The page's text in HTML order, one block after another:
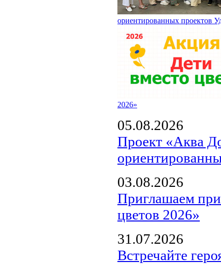
ориентированных проектов
2026»
05.08.2026
Проект «Аква
03.08.2026
Приглашаем
цветов 2026»
31.07.2026
Встречайте